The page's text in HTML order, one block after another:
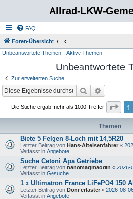
Allrad-LKW-
FAQ
Foren-Übersicht
Unbeantwortete Themen Aktive Themen
Unbeantwortete
Zur erweiterten Suche
Suche
Die Suche ergab mehr als 1000 Treffer Seite
1
Themen
Biete 5 Felgen 8-Loch mit 14,5R20
Letzter Beitrag von Hans-Alteisenfahrer «
Verfasst in Angebote
Suche Cetoni Apa Getriebe
Letzter Beitrag von hanomagmaddin « 2026-
Verfasst in Gesuche
1 x Ultimatron France LiFePO4 150
Letzter Beitrag von Donnerlaster « 2026-08-
Verfasst in Angebote